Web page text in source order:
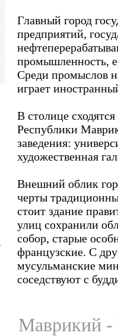
Главный город
предприятий,
промышленность,
Среди промыслов
играет
В столице
Республики
заведения:
художественная
Внешний облик
черты
стоит здание
улиц сохранили
собор, старые
французские. С
мусульманские
соседствуют с
Маврикий -